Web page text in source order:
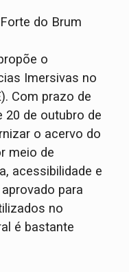
do Brum
o
Imersivas no
Com prazo de
20 de outubro de
o acervo do
meio de
acessibilidade e
para
no
é bastante